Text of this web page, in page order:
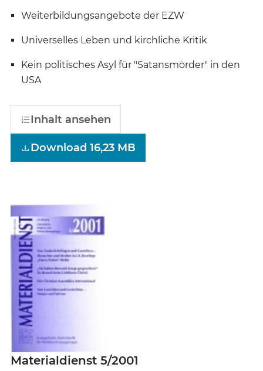
Weiterbildungsangebote der EZW
Universelles Leben und kirchliche Kritik
Kein politisches Asyl für "Satansmörder" in den
USA
Inhalt ansehen
Download 16,23 MB
Materialdienst 5/2001